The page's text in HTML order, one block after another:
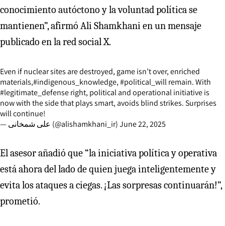
conocimiento autóctono y la voluntad política se
mantienen”, afirmó Ali Shamkhani en un mensaje
publicado en la red social X.
Even if nuclear sites are destroyed, game isn’t over, enriched
materials,#indigenous_knowledge,#political_willremain. With
#legitimate_defenseright, political and operational initiative is
now with the side that plays smart, avoids blind strikes. Surprises
will continue!
— علی شمخانی (@alishamkhani_ir)June 22, 2025
El asesor añadió que “la iniciativa política y operativa
está ahora del lado de quien juega inteligentemente y
evita los ataques a ciegas. ¡Las sorpresas continuarán!”,
prometió.